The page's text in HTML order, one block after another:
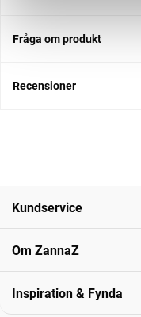
Fråga om produkt
Recensioner
Kundservice
Om ZannaZ
Inspiration & Fynda